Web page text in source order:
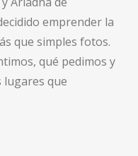
emprender la
que simples fotos.
qué pedimos y
lugares que